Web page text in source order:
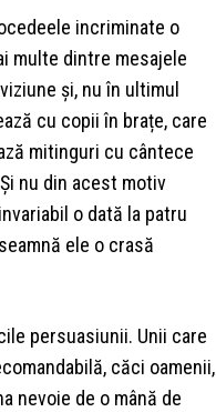
incriminate o
multe dintre mesajele
și, nu în ultimul
cu copii în brațe, care
mitinguri cu cântece
nu din acest motiv
o dată la patru
ele o crasă
persuasiunii. Unii care
căci oamenii,
nevoie de o mână de